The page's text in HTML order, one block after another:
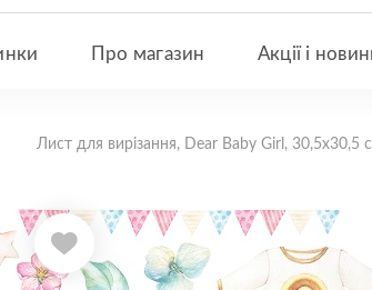
Про магазин Акції і
Лист для вирізання, Dear Baby Girl, 30,5х30,5
Лист